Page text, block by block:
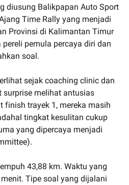
diusung Balikpapan Auto Sport
Time Rally yang menjadi
Provinsi di Kalimantan Timur
pemula percaya diri dan
soal.
sejak coaching clinic dan
surprise melihat antusias
finish trayek 1, mereka masih
tingkat kesulitan cukup
yang dipercaya menjadi
43,88 km. Waktu yang
Tipe soal yang dijalani